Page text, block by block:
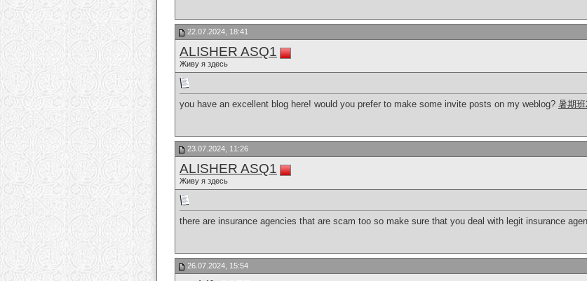
22.07.2024, 18:41
ALISHER ASQ1
Живу я здесь
you have an excellent blog here! would you prefer to make some invite posts on my weblog? 暑期
23.07.2024, 11:26
ALISHER ASQ1
Живу я здесь
there are insurance agencies that are scam too so make sure that you deal with legit insurance
26.07.2024, 15:54